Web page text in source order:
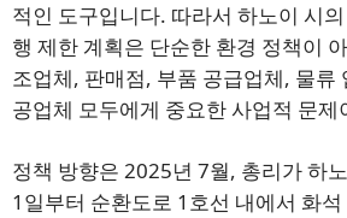
적인 도구입니다. 따라서 하노이 시
행 제한 계획은 단순한 환경 정책이
조업체, 판매점, 부품 공급업체, 물류
공업체 모두에게 중요한 사업적 문제
정책 방향은 2025년 7월, 총리가 하
1일부터 순환도로 1호선 내에서 화